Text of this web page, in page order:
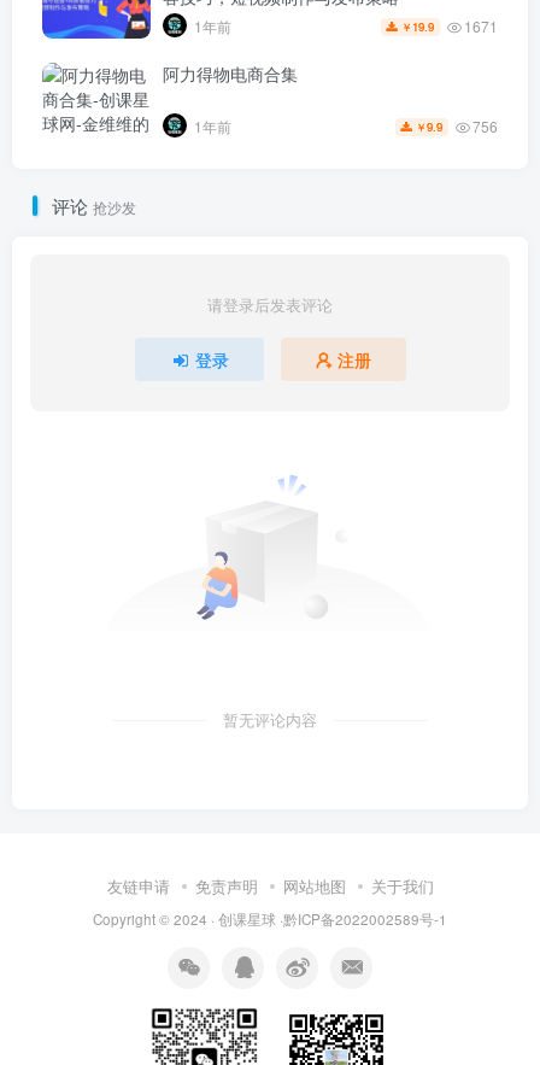
1年前 ￥ 19.9 1671
阿力得物电商合集
1年前 ￥9.9 756
评论 抢沙发
请登录后发表评论
登录 注册
暂无评论内容
友链申请 免责声明 网站地图 关于我们
Copyright © 2024 · 创课星球 ·黔ICP备2022002589号-1